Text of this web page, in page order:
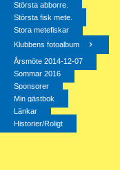
Största abborre.
Största fisk mete.
Stora metefiskar
Klubbens fotoalbum
Årsmöte 2014-12-07
Sommar 2016
Sponsorer
Min gästbok
Länkar
Historier/Roligt